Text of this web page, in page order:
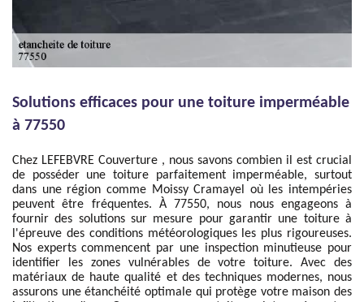
Solutions efficaces pour une toiture imperméable
à 77550
Chez LEFEBVRE Couverture , nous savons combien il est crucial
de posséder une toiture parfaitement imperméable, surtout
dans une région comme Moissy Cramayel où les intempéries
peuvent être fréquentes. À 77550, nous nous engageons à
fournir des solutions sur mesure pour garantir une toiture à
l'épreuve des conditions météorologiques les plus rigoureuses.
Nos experts commencent par une inspection minutieuse pour
identifier les zones vulnérables de votre toiture. Avec des
matériaux de haute qualité et des techniques modernes, nous
assurons une étanchéité optimale qui protège votre maison des